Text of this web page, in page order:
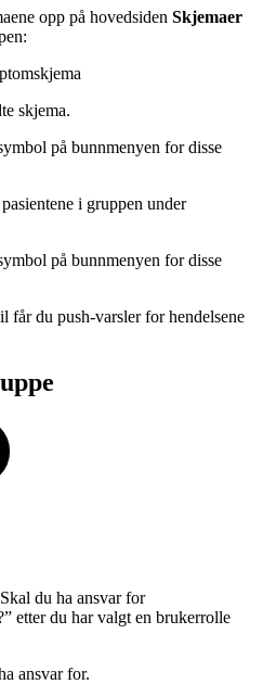
opp på hovedsiden Skjemaer
skjema.
på bunnmenyen for disse
i gruppen under
på bunnmenyen for disse
får du push-varsler for hendelsene
du ha ansvar for
etter du har valgt en brukerrolle
ansvar for.